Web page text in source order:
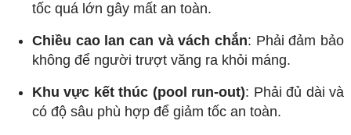
tốc quá lớn gây mất an toàn.
Chiều cao lan can và vách chắn: Phải đảm bảo
không để người trượt văng ra khỏi máng.
Khu vực kết thúc (pool run-out): Phải đủ dài và
có độ sâu phù hợp để giảm tốc an toàn.